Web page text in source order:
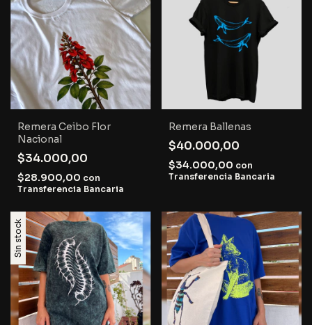
Remera Ceibo Flor
Nacional
$34.000,00
$28.900,00 con
Transferencia Bancaria
Remera Ballenas
$40.000,00
$34.000,00 con
Transferencia Bancaria
Sin stock